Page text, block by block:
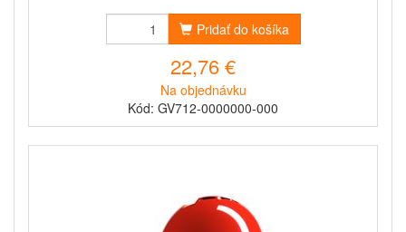
Pridať do košíka
22,76 €
Na objednávku
Kód: GV712-0000000-000